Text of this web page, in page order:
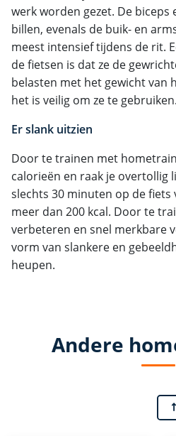
werk worden gezet. De
billen, evenals de buik- en
meest intensief tijdens de rit.
de fietsen is dat ze de
belasten met het gewicht van
het is veilig om ze te gebruiken.
Er slank uitzien
Door te trainen met
calorieën en raak je overtollig
slechts 30 minuten op de
meer dan 200 kcal. Door te
verbeteren en snel merkbare
vorm van slankere en
heupen.
Andere